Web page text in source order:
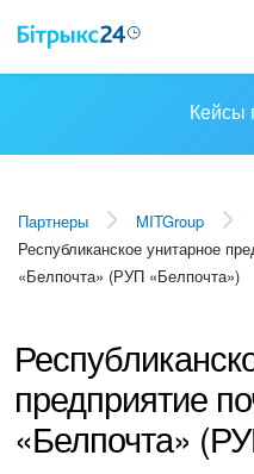
ИНТЕГРАЦИИ
ВНЕДРЕНИЕ
ПОЛЕЗНОЕ
ПОДДЕРЖКА
Стать
Кейсы
Кейсы
Партнеры
MITGroup
Республиканское унитарное
«Белпочта» (РУП «Белпочта»)
предприятие
«Белпочта»